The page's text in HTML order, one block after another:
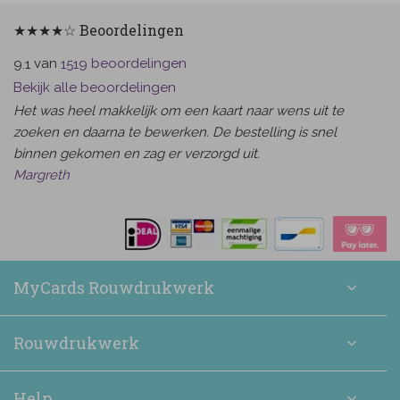
★★★★☆ Beoordelingen
9.1 van 1519 beoordelingen
Bekijk alle beoordelingen
Het was heel makkelijk om een kaart naar wens uit te
zoeken en daarna te bewerken. De bestelling is snel
binnen gekomen en zag er verzorgd uit.
Margreth
MyCards Rouwdrukwerk
Rouwdrukwerk